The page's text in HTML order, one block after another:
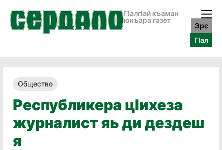
ГӀалгӀай къаман
юкъара газет
Эрс
ГӀал
Общество
Республикера цӀихеза
журналист яь ди дездеш
я